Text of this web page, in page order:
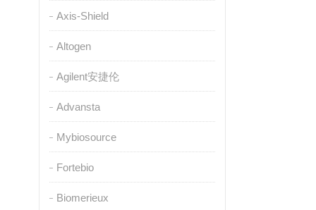
Axis-Shield
Altogen
Agilent安捷伦
Advansta
Mybiosource
Fortebio
Biomerieux